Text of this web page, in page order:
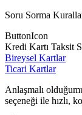
Soru Sorma
ButtonIcon
Kredi Kartı Taksit
Bireysel Kartlar
Ticari Kartlar
Anlaşmalı
seçeneği ile hızlı,